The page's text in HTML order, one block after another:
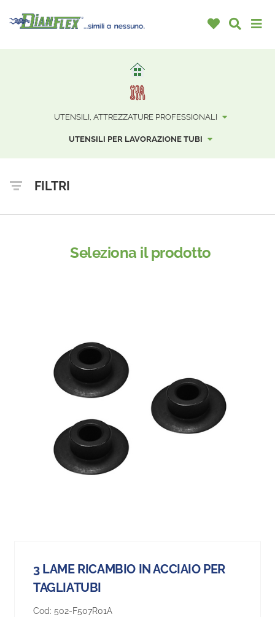
UTENSILI, ATTREZZATURE PROFESSIONALI
UTENSILI PER LAVORAZIONE TUBI
FILTRI
Seleziona il prodotto
3 LAME RICAMBIO IN ACCIAIO PER
TAGLIATUBI
Cod: 502-F507R01A